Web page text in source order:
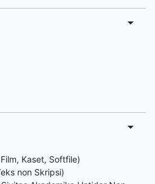
Kaset, Softfile)
non Skripsi)